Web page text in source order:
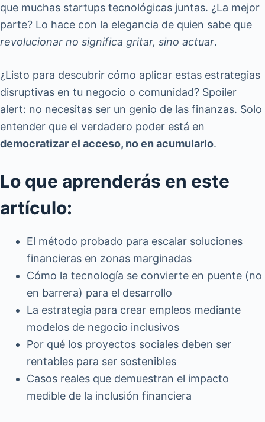
que muchas startups tecnológicas juntas. ¿La mejor
parte? Lo hace con la elegancia de quien sabe que
revolucionar no significa gritar, sino actuar.
¿Listo para descubrir cómo aplicar estas estrategias
disruptivas en tu negocio o comunidad? Spoiler
alert: no necesitas ser un genio de las finanzas. Solo
entender que el verdadero poder está en
democratizar el acceso, no en acumularlo.
Lo que aprenderás en este
artículo:
El método probado para escalar soluciones
financieras en zonas marginadas
Cómo la tecnología se convierte en puente (no
en barrera) para el desarrollo
La estrategia para crear empleos mediante
modelos de negocio inclusivos
Por qué los proyectos sociales deben ser
rentables para ser sostenibles
Casos reales que demuestran el impacto
medible de la inclusión financiera